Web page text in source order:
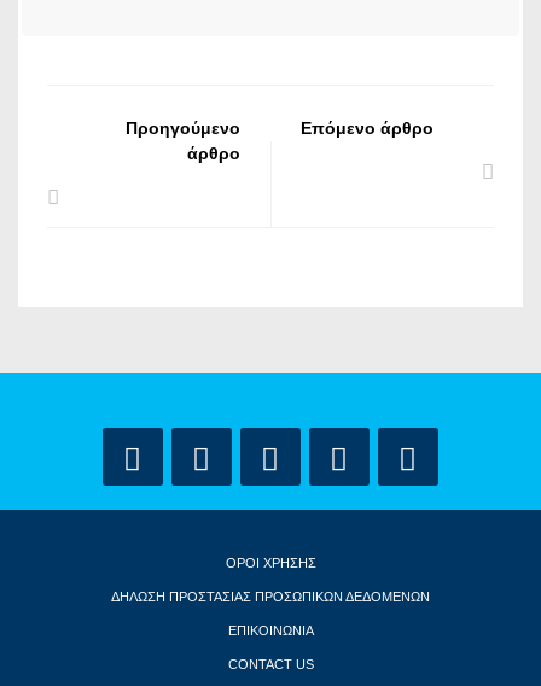
Προηγούμενο
άρθρο
Επόμενο άρθρο
ΟΡΟΙ ΧΡΗΣΗΣ
ΔΗΛΩΣΗ ΠΡΟΣΤΑΣΙΑΣ ΠΡΟΣΩΠΙΚΩΝ ΔΕΔΟΜΕΝΩΝ
ΕΠΙΚΟΙΝΩΝΙΑ
CONTACT US